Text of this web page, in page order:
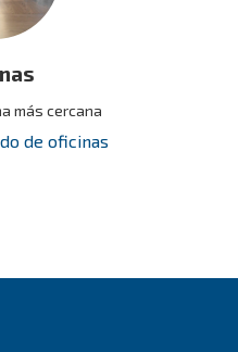
más cercana
de oficinas